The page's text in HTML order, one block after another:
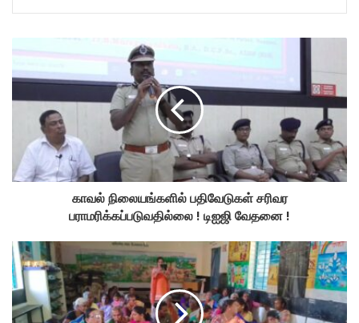
காவல் நிலையங்களில் பதிவேடுகள் சரிவர
பராமரிக்கப்படுவதில்லை ! டிஐஜி வேதனை !